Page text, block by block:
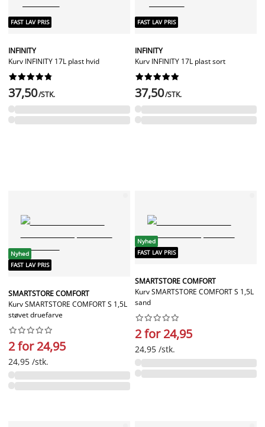
FAST LAV PRIS
INFINITY
Kurv INFINITY 17L plast hvid






37,50/STK.
FAST LAV PRIS
INFINITY
Kurv INFINITY 17L plast sort






37,50/STK.
Nyhed
FAST LAV PRIS
SMARTSTORE COMFORT
Kurv SMARTSTORE COMFORT S 1,5L
støvet druefarve






2 for 24,95
24,95 /stk.
Nyhed
FAST LAV PRIS
SMARTSTORE COMFORT
Kurv SMARTSTORE COMFORT S 1,5L
sand






2 for 24,95
24,95 /stk.